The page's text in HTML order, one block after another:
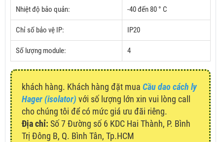
Nhiệt độ bảo quản: -40 đến 80 ° C
Chỉ số bảo vệ IP: IP20
Số lượng module: 4
khách hàng. Khách hàng đặt mua Cầu dao cách ly
Hager (isolator) với số lượng lớn xin vui lòng call
cho chúng tôi để có mức giá ưu đãi riêng.
Địa chỉ: Số 7 Đường số 6 KDC Hai Thành, P. Bình
Trị Đông B, Q. Bình Tân, Tp.HCM